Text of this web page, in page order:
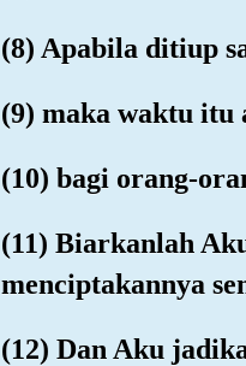
(8) Apabila ditiup
(9) maka waktu itu
(10) bagi orang-
(11) Biarkanlah
menciptakannya
(12) Dan Aku